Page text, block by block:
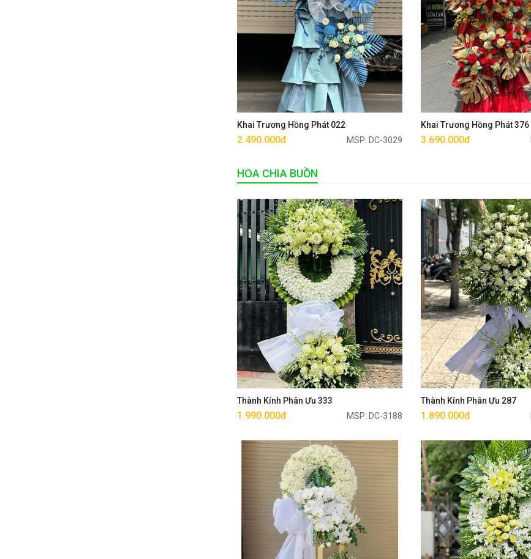
Khai Trương Hồng Phát 022
2.490.000đ MSP: DC-3029
Mua ngay
Khai Trương Hồng Phát 376
3.690.000đ
Mua ngay
HOA CHIA BUỒN
Thành Kính Phân Ưu 333
1.990.000đ MSP: DC-3188
Mua ngay
Thành Kính Phân Ưu 287
1.890.000đ
Mua ngay